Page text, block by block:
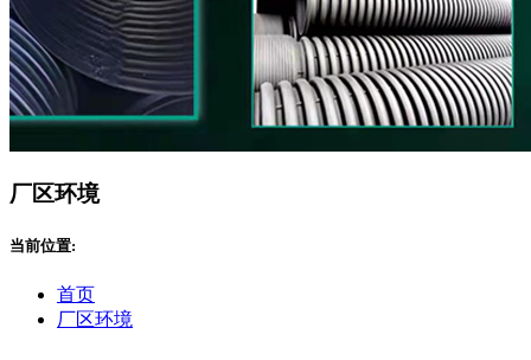
厂区环境
当前位置:
首页
厂区环境